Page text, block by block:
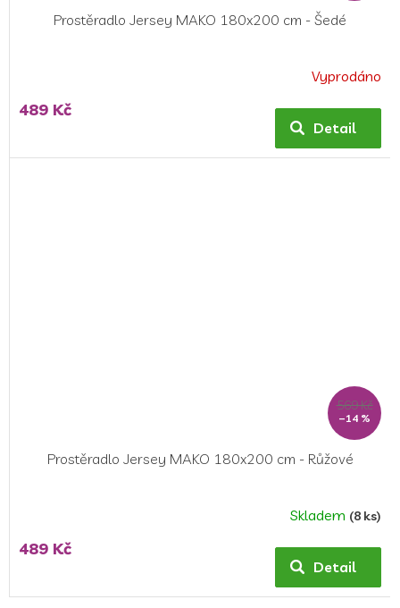
Prostěradlo Jersey MAKO 180x200 cm - Šedé
Vyprodáno
489 Kč
Detail
569 Kč
–14 %
Prostěradlo Jersey MAKO 180x200 cm - Růžové
hodnocení
produktu
5,0
Skladem (8 ks)
489 Kč
Detail